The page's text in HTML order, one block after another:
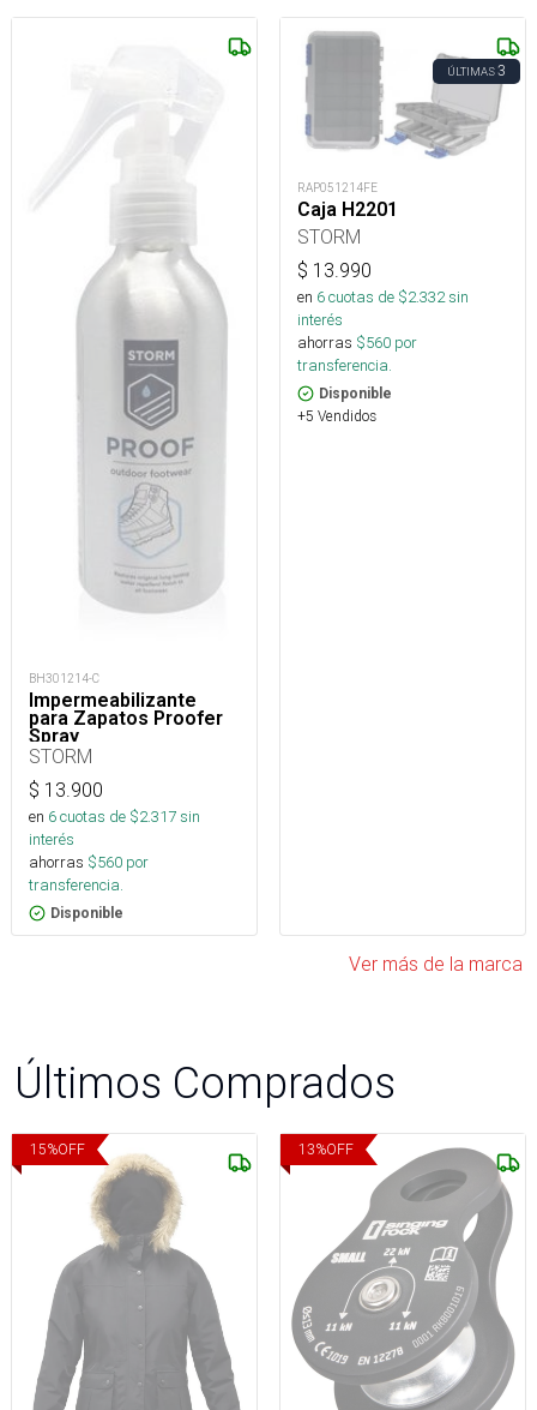
BH301214-C
Impermeabilizante
para Zapatos Proofer
Spray
STORM
$ 13.900
en 6cuotas de $2.317sin
interés
ahorras $560 por
transferencia.
Disponible
ÚLTIMAS3
RAP051214FE
Caja H2201
STORM
$ 13.990
en 6cuotas de $2.332sin
interés
ahorras $560 por
transferencia.
Disponible
+5 Vendidos
Ver más de la marca
Últimos Comprados
15%OFF 13%OFF